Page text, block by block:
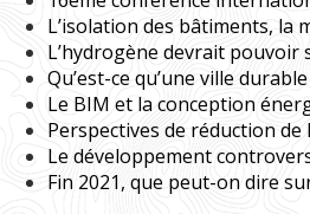
L’isolation des bâtiments, la
Qu’est-ce qu’une ville durable
Le développement
Fin 2021, que peut-on dire